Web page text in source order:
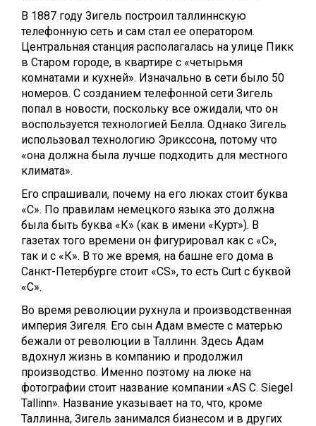
В 1887 году Зигель построил таллиннскую
телефонную сеть и сам стал ее оператором.
Центральная станция располагалась на улице Пикк
в Старом городе, в квартире с «четырьмя
комнатами и кухней». Изначально в сети было 50
номеров. С созданием телефонной сети Зигель
попал в новости, поскольку все ожидали, что он
воспользуется технологией Белла. Однако Зигель
использовал технологию Эрикссона, потому что
«она должна была лучше подходить для местного
климата».
Его спрашивали, почему на его люках стоит буква
«С». По правилам немецкого языка это должна
была быть буква «К» (как в имени «Курт»). В
газетах того времени он фигурировал как с «С»,
так и с «К». В то же время, на башне его дома в
Санкт-Петербурге стоит «CS», то есть Curt с буквой
«C».
Во время революции рухнула и производственная
империя Зигеля. Его сын Адам вместе с матерью
бежали от революции в Таллинн. Здесь Адам
вдохнул жизнь в компанию и продолжил
производство. Именно поэтому на люке на
фотографии стоит название компании «AS C. Siegel
Tallinn». Название указывает на то, что, кроме
Таллинна, Зигель занимался бизнесом и в других